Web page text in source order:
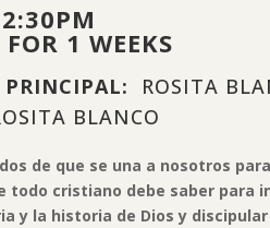
1 WEEKS
ROSITA
BLANCO
de que se una a nosotros
todo cristiano debe saber para
y la historia de Dios y